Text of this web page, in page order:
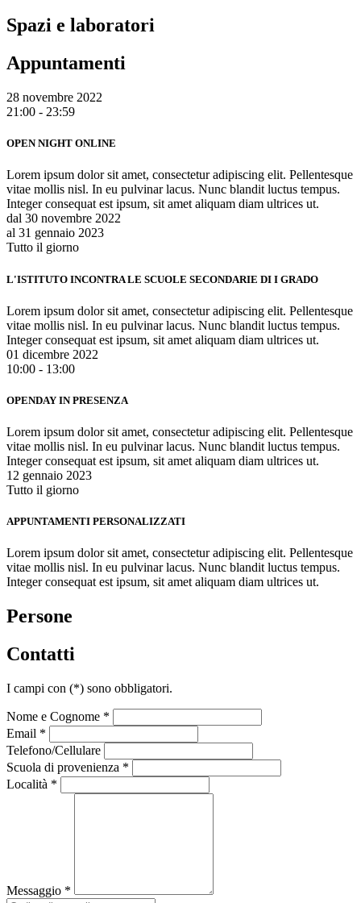
Spazi e laboratori
Appuntamenti
28 novembre 2022
21:00 - 23:59
OPEN NIGHT ONLINE
Lorem ipsum dolor sit amet, consectetur adipiscing elit. Pellentesque
vitae mollis nisl. In eu pulvinar lacus. Nunc blandit luctus tempus.
Integer consequat est ipsum, sit amet aliquam diam ultrices ut.
dal 30 novembre 2022
al 31 gennaio 2023
Tutto il giorno
L'ISTITUTO INCONTRA LE SCUOLE SECONDARIE DI I GRADO
Lorem ipsum dolor sit amet, consectetur adipiscing elit. Pellentesque
vitae mollis nisl. In eu pulvinar lacus. Nunc blandit luctus tempus.
Integer consequat est ipsum, sit amet aliquam diam ultrices ut.
01 dicembre 2022
10:00 - 13:00
OPENDAY IN PRESENZA
Lorem ipsum dolor sit amet, consectetur adipiscing elit. Pellentesque
vitae mollis nisl. In eu pulvinar lacus. Nunc blandit luctus tempus.
Integer consequat est ipsum, sit amet aliquam diam ultrices ut.
12 gennaio 2023
Tutto il giorno
APPUNTAMENTI PERSONALIZZATI
Lorem ipsum dolor sit amet, consectetur adipiscing elit. Pellentesque
vitae mollis nisl. In eu pulvinar lacus. Nunc blandit luctus tempus.
Integer consequat est ipsum, sit amet aliquam diam ultrices ut.
Persone
Contatti
I campi con (*) sono obbligatori.
Nome e Cognome *
Email *
Telefono/Cellulare
Scuola di provenienza *
Località *
Messaggio *